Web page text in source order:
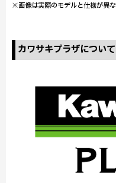
※画像は実際のモデルと仕様が異な
カワサキプラザについて